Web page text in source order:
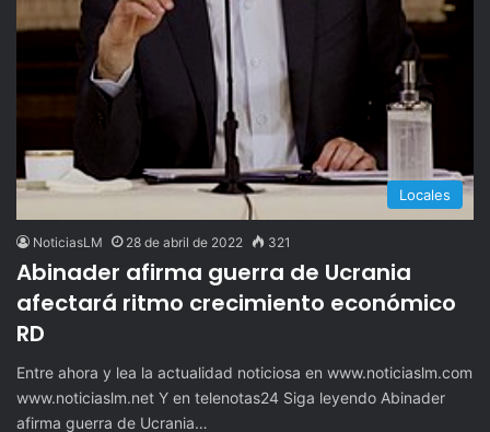
Locales
NoticiasLM 28 de abril de 2022 321
Abinader afirma guerra de Ucrania
afectará ritmo crecimiento económico
RD
Entre ahora y lea la actualidad noticiosa en www.noticiaslm.com
www.noticiaslm.net Y en telenotas24 Siga leyendo Abinader
afirma guerra de Ucrania…